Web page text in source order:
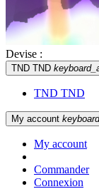
Devise :
TND TND
TND TND
My account
My account
Commander
Connexion